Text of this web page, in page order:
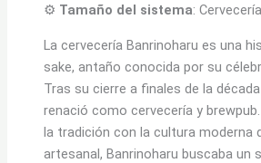
⚙️ Tamaño del sistema:
La cervecería Banrinoharu es una
sake, antaño conocida por su
Tras su cierre a finales de la
renació como cervecería y
la tradición con la cultura moderna
artesanal, Banrinoharu buscaba un